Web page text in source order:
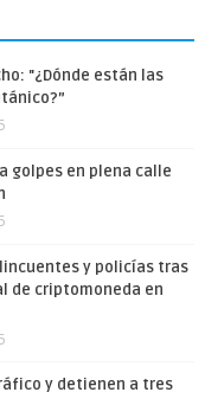
"¿Dónde están las
golpes en plena calle
y policías tras
de criptomoneda en
y detienen a tres